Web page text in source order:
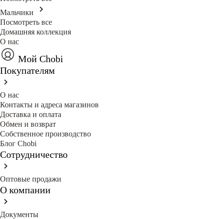
Мальчики
Посмотреть все
Домашняя коллекция
О нас
Мой Chobi
Покупателям
О нас
Контакты и адреса магазинов
Доставка и оплата
Обмен и возврат
Собственное производство
Блог Сhobi
Сотрудничество
Оптовые продажи
О компании
Документы